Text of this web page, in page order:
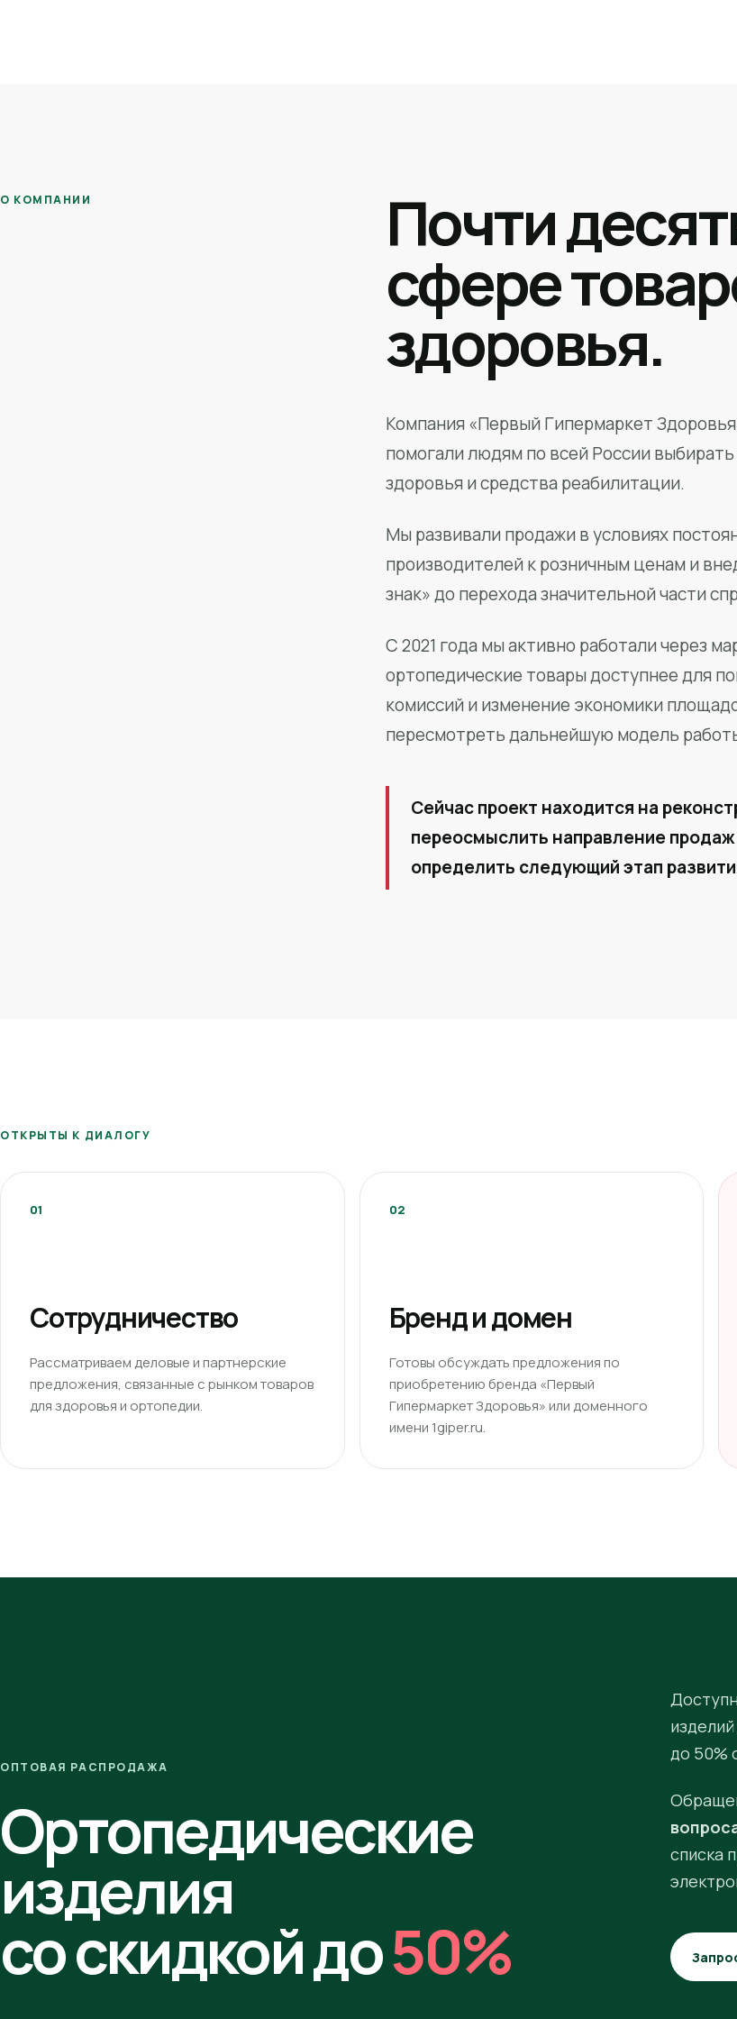
О КОМПАНИИ Почти
сфере
здоровья.
Компания «Первый Гипермаркет
помогали людям по всей России
здоровья и средства реабилитации.
Мы развивали продажи в условиях
производителей к розничным ценам и
знак» до перехода значительной части
С 2021 года мы активно работали через
ортопедические товары доступнее для
комиссий и изменение экономики
пересмотреть дальнейшую модель
Сейчас проект находится на
переосмыслить направление
определить следующий этап
ОТКРЫТЫ К ДИАЛОГУ
01
Сотрудничество
Рассматриваем деловые и партнерские
предложения, связанные с рынком товаров
для здоровья и ортопедии.
02
Бренд и домен
Готовы обсуждать предложения по
приобретению бренда «Первый
Гипермаркет Здоровья» или доменного
имени 1giper.ru.
ОПТОВАЯ РАСПРОДАЖА
Ортопедические
изделия
со скидкой до50%
до 50%
списка